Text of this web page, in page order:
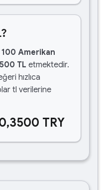
100 Amerikan
TL etmektedir.
hızlıca
tl verilerine
TRY